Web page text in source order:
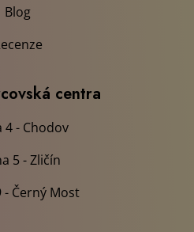
aplikace
na odběry!
nás